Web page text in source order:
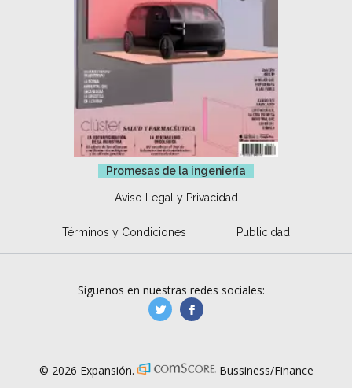
Promesas de la ingeniería
Aviso Legal y Privacidad
Términos y Condiciones Publicidad
Síguenos en nuestras redes sociales:
manufacturaGE
© 2026 Expansión. Bussiness/Finance